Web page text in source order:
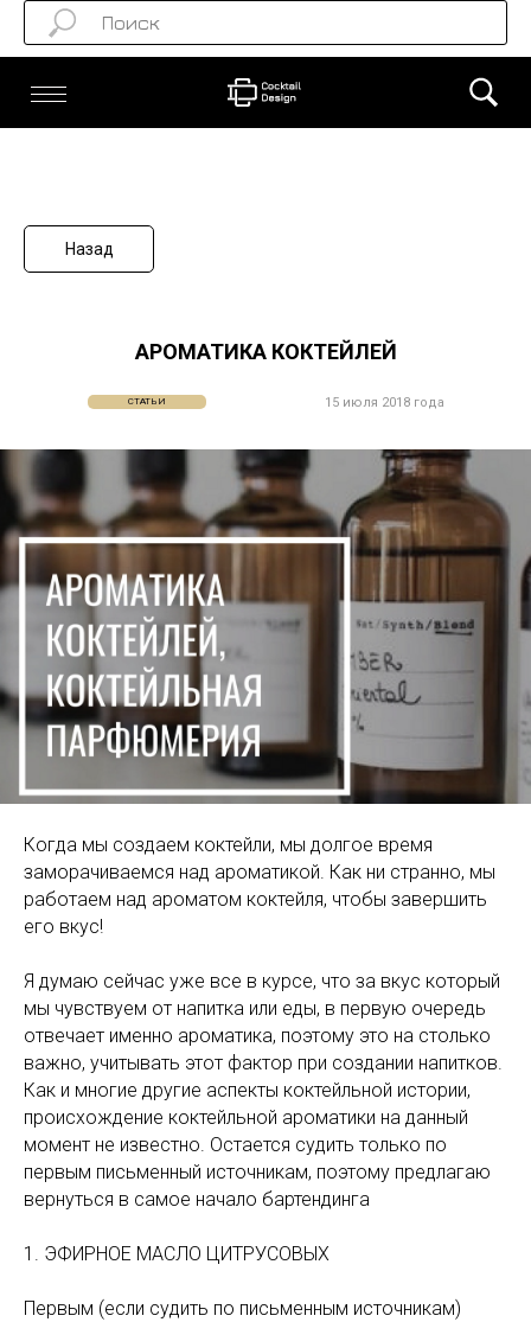
Назад
АРОМАТИКА КОКТЕЙЛЕЙ
15 июля 2018 года
СТАТЬИ
Когда мы создаем коктейли, мы долгое время
заморачиваемся над ароматикой. Как ни странно, мы
работаем над ароматом коктейля, чтобы завершить
его вкус!
Я думаю сейчас уже все в курсе, что за вкус который
мы чувствуем от напитка или еды, в первую очередь
отвечает именно ароматика, поэтому это на столько
важно, учитывать этот фактор при создании напитков.
Как и многие другие аспекты коктейльной истории,
происхождение коктейльной ароматики на данный
момент не известно. Остается судить только по
первым письменный источникам, поэтому предлагаю
вернуться в самое начало бартендинга
1. ЭФИРНОЕ МАСЛО ЦИТРУСОВЫХ
Первым (если судить по письменным источникам)